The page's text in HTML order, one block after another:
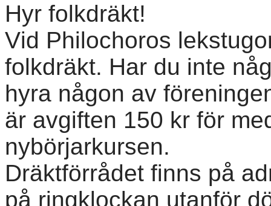
Hyr folkdräkt!
Vid Philochoros
folkdräkt. Har du inte
hyra någon av
är avgiften 150 kr för
nybörjarkursen.
Dräktförrådet finns på
på ringklockan utanför